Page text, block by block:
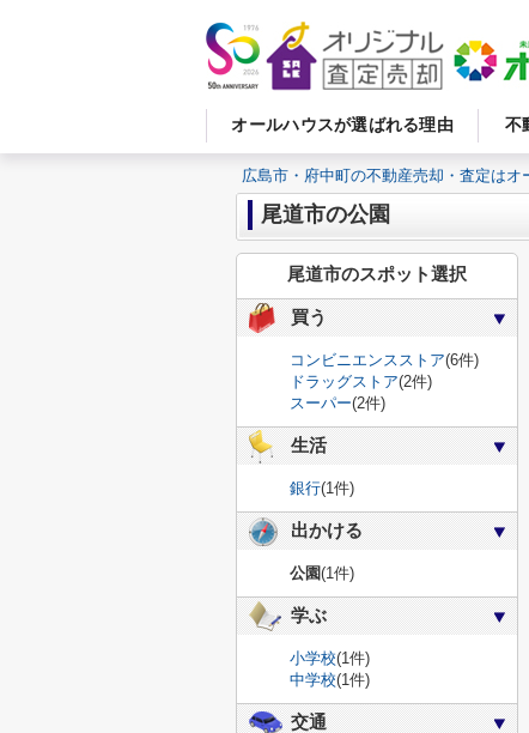
オールハウスが選ばれる理由 不
広島市・府中町の不動産売却・査定はオ
尾道市の公園
尾道市のスポット選択
買う
コンビニエンスストア(6件)
ドラッグストア(2件)
スーパー(2件)
生活
銀行(1件)
出かける
公園(1件)
学ぶ
小学校(1件)
中学校(1件)
交通